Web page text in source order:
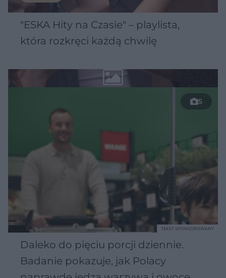
"ESKA Hity na Czasie" – playlista,
która rozkręci każdą chwilę
5
Daleko do pięciu porcji dziennie.
Badanie pokazuje, jak Polacy
TEKST SPONSOROWANY